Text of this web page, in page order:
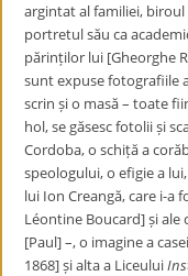
argintat al familiei,
portretul său ca
părinților lui [Gheorghe
sunt expuse fotografiile
scrin și o masă – toate
hol, se găsesc fotolii și
Cordoba, o schiță a
speologului, o efigie a
lui Ion Creangă, care i-a
Léontine Boucard]și ale
[Paul] –, o imagine a
1868] și alta a Liceului